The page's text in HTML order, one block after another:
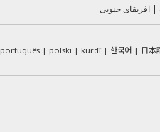
افریقای جنوبی
日本
한국어
kurdî
polski
português